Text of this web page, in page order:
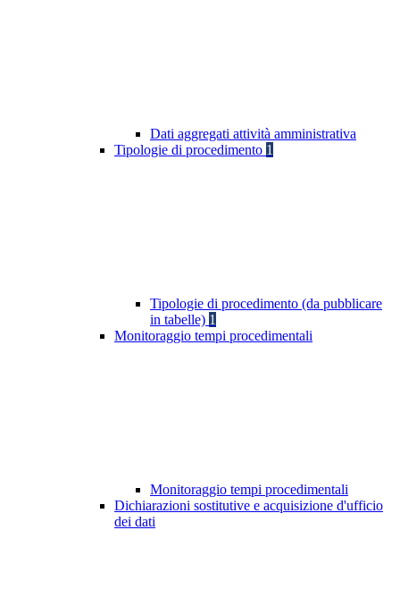
Dati aggregati attività amministrativa
Tipologie di procedimento 1
Tipologie di procedimento (da pubblicare
in tabelle) 1
Monitoraggio tempi procedimentali
Monitoraggio tempi procedimentali
Dichiarazioni sostitutive e acquisizione d'ufficio
dei dati